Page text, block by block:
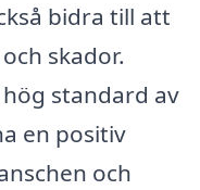
bidra till att
skador.
standard av
en positiv
och